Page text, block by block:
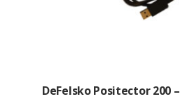
DeFelsko Positector 200 –